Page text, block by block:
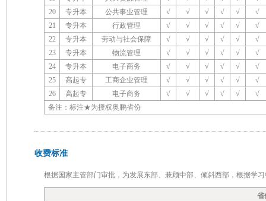
20
专升本 公共事业管理 √ √ √ √ √
√
21
专升本 行政管理 √ √ √ √ √
√
22
专升本 劳动与社会保障 √ √ √ √ √
√
23
专升本 物流管理 √ √ √ √ √
√
24
专升本 电子商务 √ √ √ √ √
√
25
高起专 工商企业管理 √ √ √ √ √
√
26
高起专 电子商务 √ √ √ √ √
√
备注：标注★为授权奥鹏省份
收费标准
根据国家主管部门审批，为发展东部、兼顾中部、倾斜西部，根据学
省